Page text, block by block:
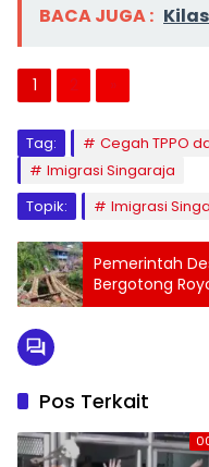
BACA JUGA :
1 2 »
Tag: Cegah TPPO
Imigrasi Singaraja
Topik:
Imigrasi
Pemerintah
Bergotong
Sudah
Pos Terkait